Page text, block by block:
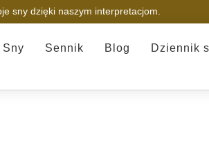
sny dzięki naszym interpretacjom.
Sny Sennik Blog Dziennik